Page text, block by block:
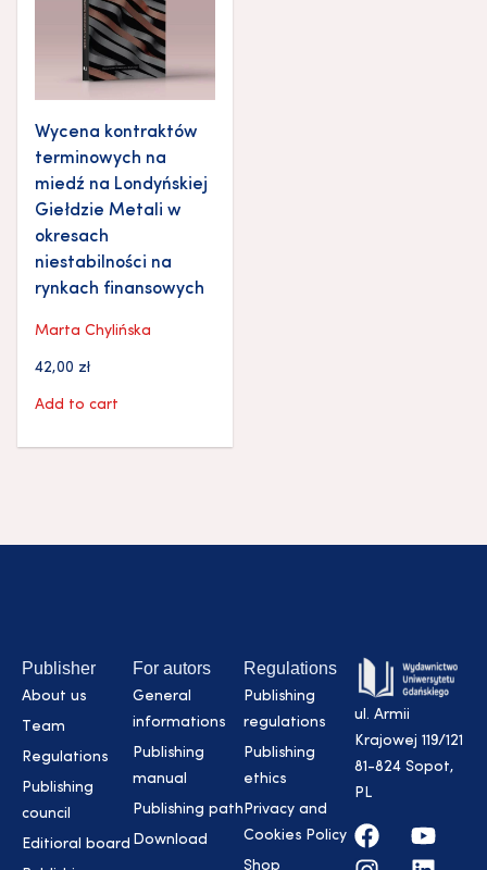
Wycena kontraktów
terminowych na
miedź na Londyńskiej
Giełdzie Metali w
okresach
niestabilności na
rynkach finansowych
Marta Chylińska
42,00 zł
Add to cart
Publisher
About us
Team
Regulations
Publishing
council
Editioral board
For autors
General
informations
Publishing
manual
Publishing path
Download
Regulations
Publishing
regulations
Publishing
ethics
Privacy and
Cookies Policy
Shop
ul. Armii
Krajowej 119/121
81-824 Sopot,
PL